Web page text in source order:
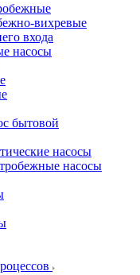
вихревые
входа
насосы
бытовой
насосы
насосы